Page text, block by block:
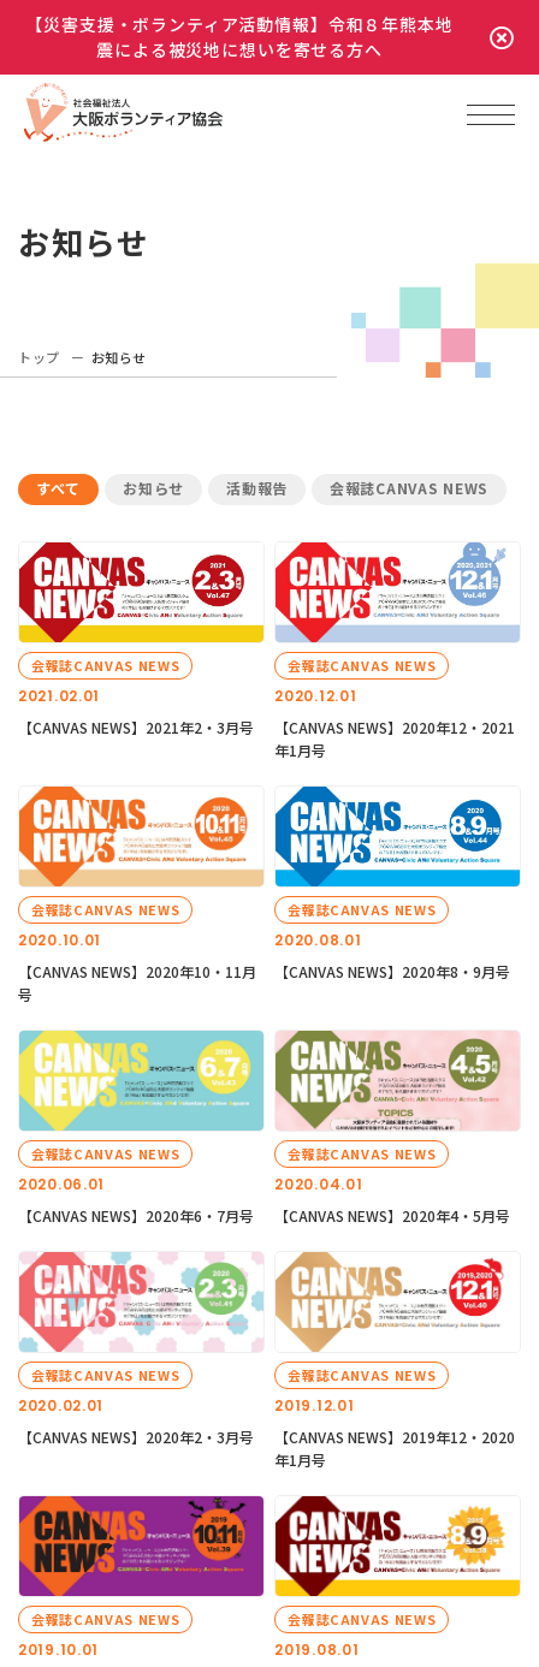
【災害支援・ボランティア活動情報】令和８年熊本地
震による被災地に想いを寄せる方へ
お知らせ
トップ お知らせ
すべて お知らせ 活動報告 会報誌CANVAS NEWS
2021.02.01
会報誌CANVAS NEWS
【CANVAS NEWS】2021年2・3月号
2020.12.01
会報誌CANVAS NEWS
【CANVAS NEWS】2020年12・2021
年1月号
2020.10.01
会報誌CANVAS NEWS
【CANVAS NEWS】2020年10・11月
号
2020.08.01
会報誌CANVAS NEWS
【CANVAS NEWS】2020年8・9月号
2020.06.01
会報誌CANVAS NEWS
【CANVAS NEWS】2020年6・7月号
2020.04.01
会報誌CANVAS NEWS
【CANVAS NEWS】2020年4・5月号
2020.02.01
会報誌CANVAS NEWS
【CANVAS NEWS】2020年2・3月号
2019.12.01
会報誌CANVAS NEWS
【CANVAS NEWS】2019年12・2020
年1月号
2019.10.01
会報誌CANVAS NEWS
2019.08.01
会報誌CANVAS NEWS